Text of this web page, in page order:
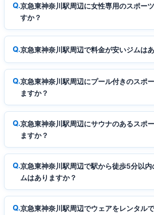
京急東神奈川駅周辺に女性専用のスポー
すか？
京急東神奈川駅周辺で料金が安いジムは
京急東神奈川駅周辺にプール付きのスポ
ますか？
京急東神奈川駅周辺にサウナのあるスポ
ますか？
京急東神奈川駅周辺で駅から徒歩5分以
ムはありますか？
京急東神奈川駅周辺でウェアをレンタル